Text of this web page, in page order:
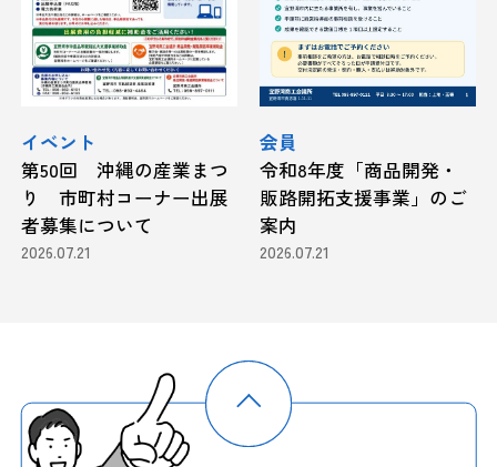
イベント
第50回 沖縄の産業まつ
り 市町村コーナー出展
者募集について
2026.07.21
会員
令和8年度「商品開発・
販路開拓支援事業」のご
案内
2026.07.21